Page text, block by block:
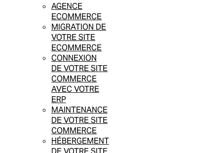
AGENCE
ECOMMERCE
MIGRATION DE
VOTRE SITE
ECOMMERCE
CONNEXION
DE VOTRE SITE
COMMERCE
AVEC VOTRE
ERP
MAINTENANCE
DE VOTRE SITE
COMMERCE
HÉBERGEMENT